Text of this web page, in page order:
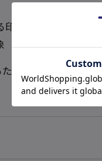
象
め、朝のコーディ